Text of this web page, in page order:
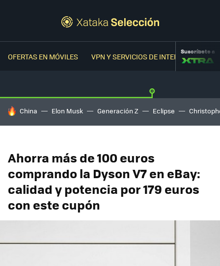
OFERTAS EN MÓVILES VPN Y SERVICIOS DE INTERNETSuscríbete a
HOY SE HABLA DE
China Elon Musk Generación Z Eclipse
Ahorra más de 100 euros
comprando la Dyson V7 en eBay:
calidad y potencia por 179 euros
con este cupón